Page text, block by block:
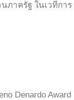
ภาครัฐ ในเวทีการ
Denardo Award